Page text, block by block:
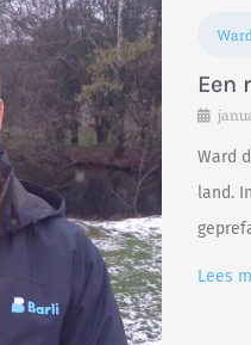
Een
Ward
land.
Lees